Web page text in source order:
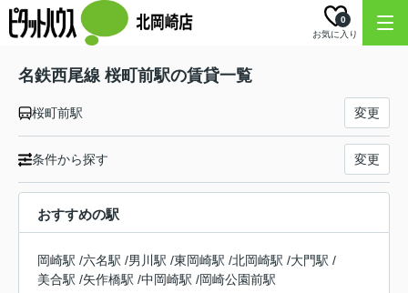
お気に入り
0
名鉄西尾線 桜町前駅の賃貸一覧
桜町前駅 変更
条件から探す 変更
おすすめの駅
岡崎駅 /六名駅 /男川駅 /東岡崎駅 /北岡崎駅 /大門駅 /
美合駅 /矢作橋駅 /中岡崎駅 /岡崎公園前駅